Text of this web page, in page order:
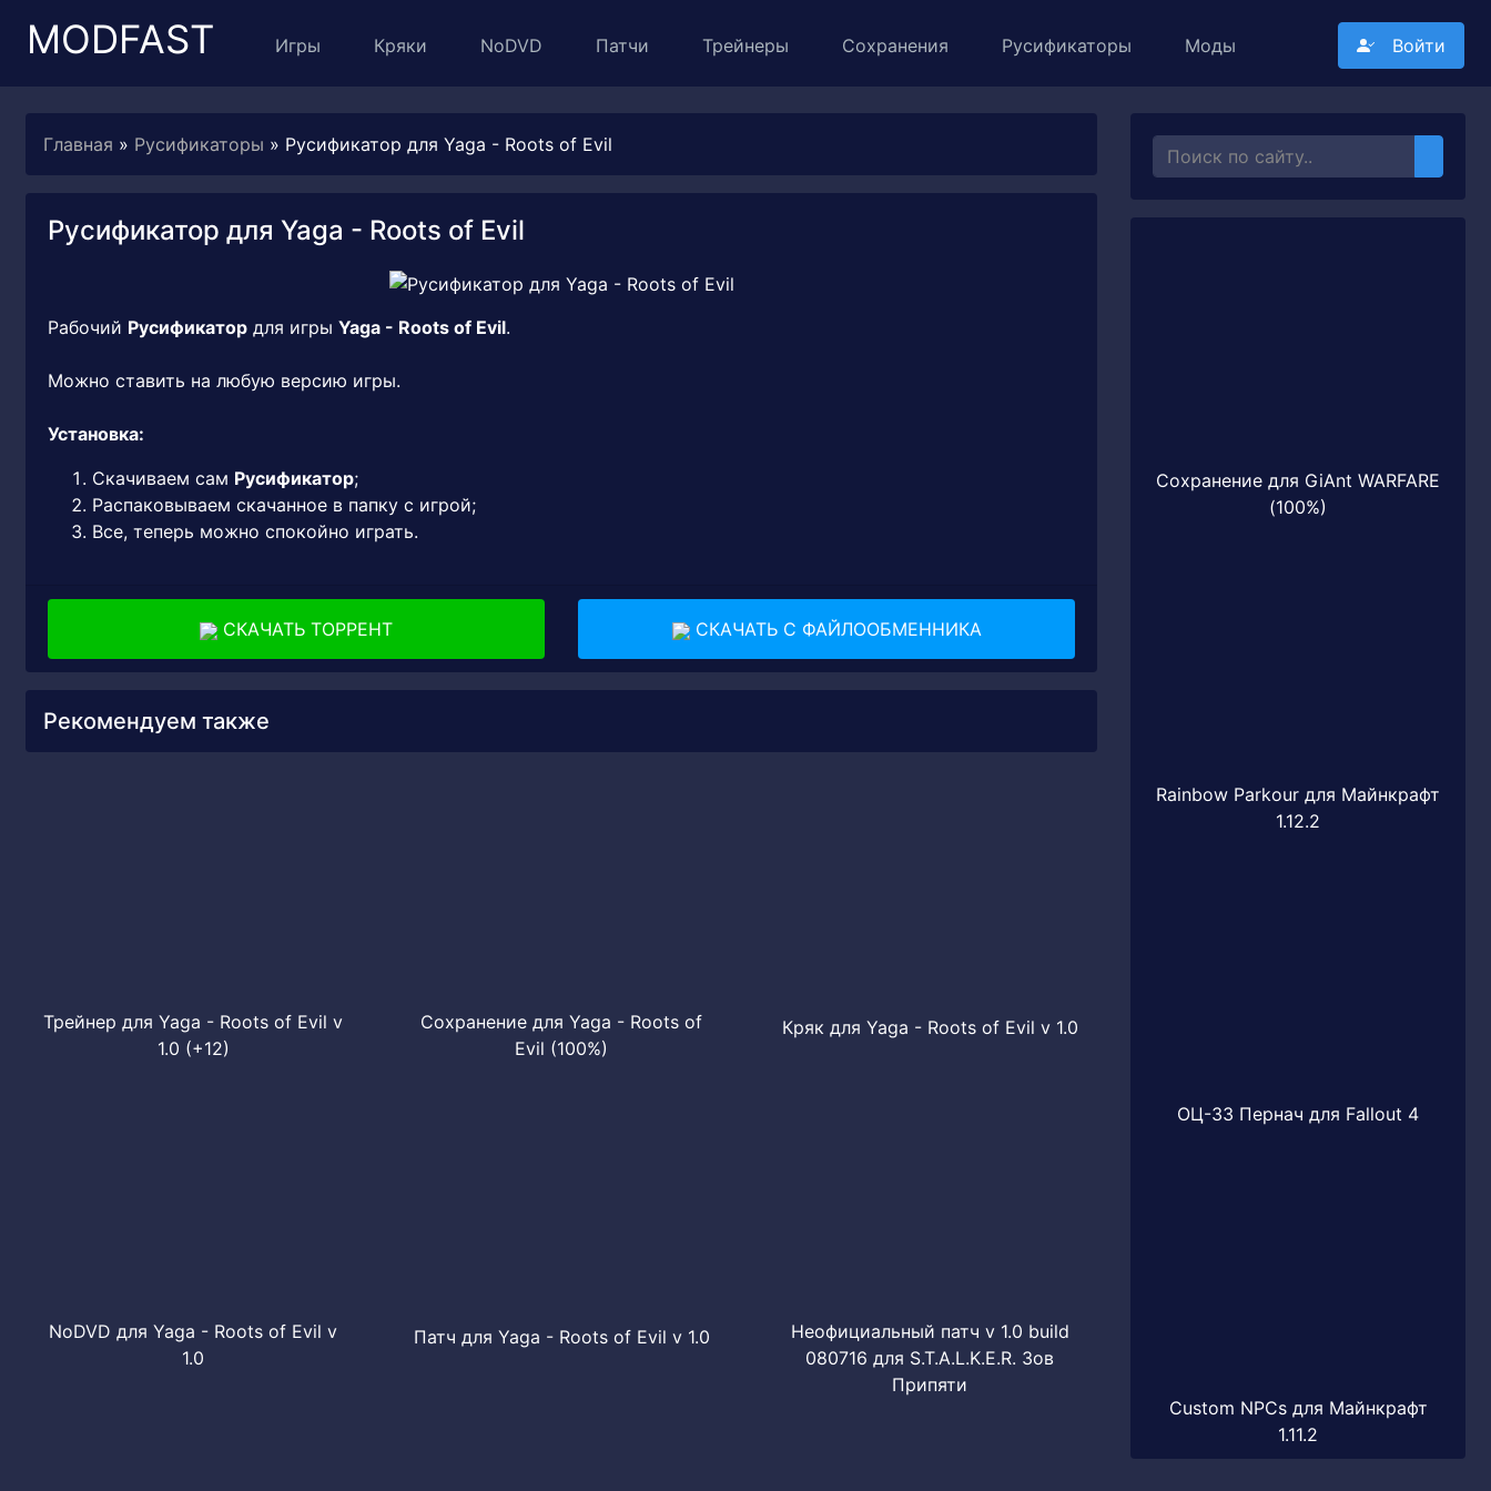
MODFAST Игры Кряки NoDVD Патчи Трейнеры Сохранения Русификаторы Моды Войти
Главная » Русификаторы » Русификатор для Yaga - Roots of Evil
Русификатор для Yaga - Roots of Evil
Рабочий Русификатор для игры Yaga - Roots of Evil.
Можно ставить на любую версию игры.
Установка:
Скачиваем сам Русификатор;
Распаковываем скачанное в папку с игрой;
Все, теперь можно спокойно играть.
СКАЧАТЬ ТОРРЕНТ СКАЧАТЬ С ФАЙЛООБМЕННИКА
Рекомендуем также
Трейнер для Yaga - Roots of Evil v
1.0 (+12)
Сохранение для Yaga - Roots of
Evil (100%)
Кряк для Yaga - Roots of Evil v 1.0
NoDVD для Yaga - Roots of Evil v
1.0
Патч для Yaga - Roots of Evil v 1.0
Неофициальный патч v 1.0 build
080716 для S.T.A.L.K.E.R. Зов
Припяти
Сохранение для GiAnt WARFARE
(100%)
Rainbow Parkour для Майнкрафт
1.12.2
ОЦ-33 Пернач для Fallout 4
Custom NPCs для Майнкрафт
1.11.2